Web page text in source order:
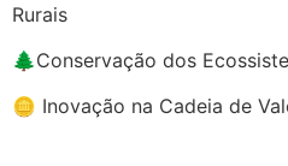
Rurais
🌲Conservação dos
🪙 Inovação na Cadeia de